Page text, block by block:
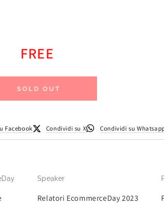
FREE
SOLD OUT
Facebook Condividi su X Condividi su
Speaker
Relatori EcommerceDay 2023